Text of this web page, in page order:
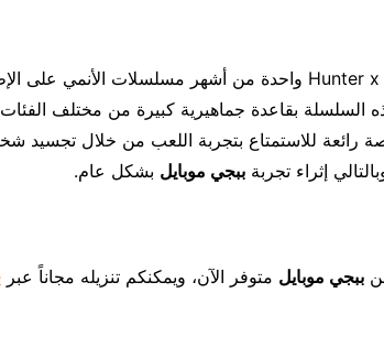
السلسلة بقاعدة جماهيرية كبيرة من مختلف الفئات
رائعة للاستمتاع بتجربة اللعب من خلال تجسيد
إثراء تجربة ببجي موبايل بشكل عام.
ببجي موبايل متوفر الآن، ويمكنكم تنزيله مجاناً عبر